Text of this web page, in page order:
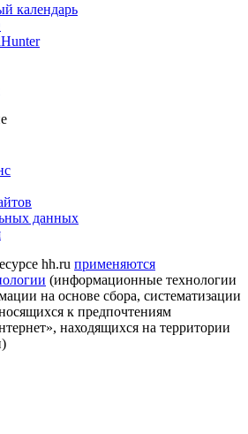
календарь
данных
hh.ru применяются
(информационные технологии
на основе сбора, систематизации
к предпочтениям
находящихся на территории